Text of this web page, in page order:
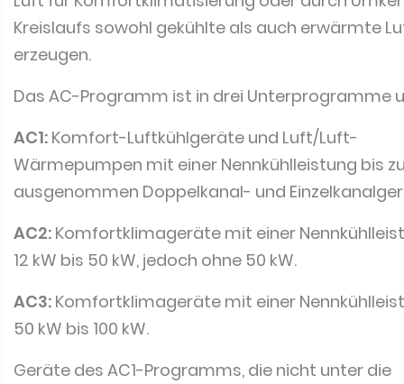
Kreislaufs sowohl gekühlte als auch erwärmte
erzeugen.
Das AC-Programm ist in drei Unterprogramme
AC1: Komfort-Luftkühlgeräte und Luft/Luft-
Wärmepumpen mit einer Nennkühlleistung bis zu
ausgenommen Doppelkanal- und
AC2: Komfortklimageräte mit einer
12 kW bis 50 kW, jedoch ohne 50 kW.
AC3: Komfortklimageräte mit einer
50 kW bis 100 kW.
Geräte des AC1-Programms, die nicht unter die